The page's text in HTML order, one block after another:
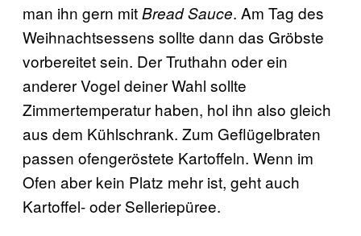
man ihn gern mitBread Sauce. Am Tag des
Weihnachtsessens sollte dann das Gröbste
vorbereitet sein. Der Truthahn oder ein
anderer Vogel deiner Wahl sollte
Zimmertemperatur haben, hol ihn also gleich
aus dem Kühlschrank. Zum Geflügelbraten
passen ofengeröstete Kartoffeln. Wenn im
Ofen aber kein Platz mehr ist, geht auch
Kartoffel- oder Selleriepüree.